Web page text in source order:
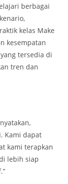
berbagai
kelas Make
kesempatan
tersedia di
tren dan
Kami dapat
kami terapkan
lebih siap